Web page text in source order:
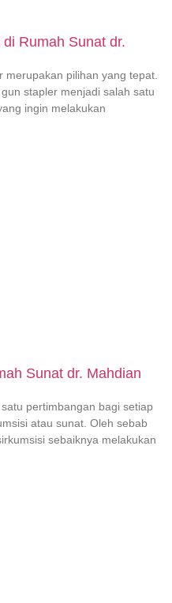
Rumah Sunat dr.
pilihan yang tepat.
stapler menjadi salah satu
ingin melakukan
Sunat dr. Mahdian
pertimbangan bagi setiap
atau sunat. Oleh sebab
sebaiknya melakukan